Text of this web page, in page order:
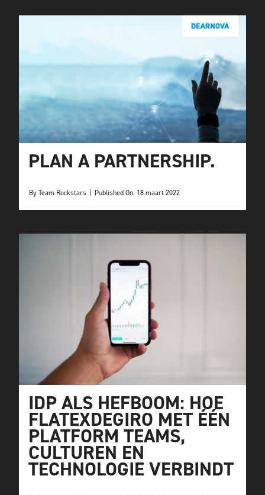
PLAN A PARTNERSHIP.
ByTeam Rockstars Published On: 18 maart 2022
IDP ALS HEFBOOM: HOE
FLATEXDEGIRO MET ÉÉN
PLATFORM TEAMS,
CULTUREN EN
TECHNOLOGIE VERBINDT